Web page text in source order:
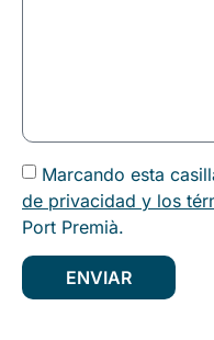
Marcando esta
de privacidad y los
Port Premià.
ENVIAR